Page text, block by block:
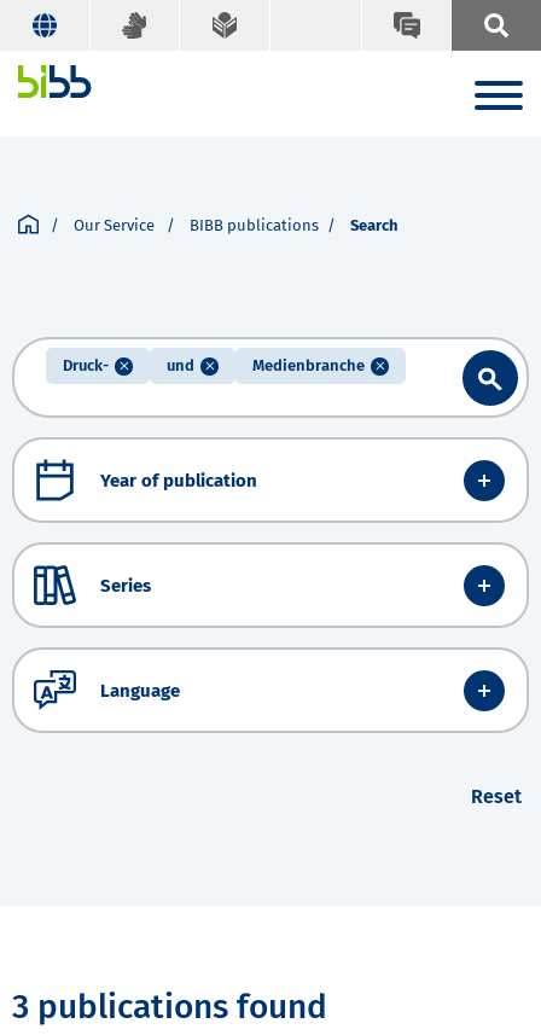
Our Service BIBB publications Search
Druck- und Medienbranche
Year of publication
Series
Language
Reset
3 publications found